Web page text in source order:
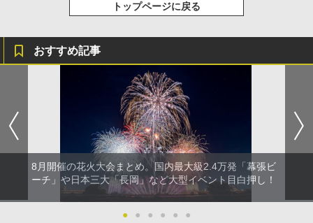
トップページに戻る
おすすめ記事
8月開催の花火大会まとめ。国内最大級2.4万発「幕張ビ
ーチ」や日本三大「長岡」など大型イベント目白押し！
● ● ● ● ● ●